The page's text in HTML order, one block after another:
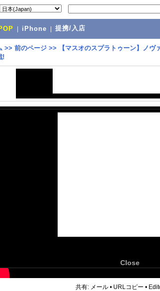
iPhone 提携/入店
>> 前のページ >>
【マスオのスプラトゥーン】ノ
!
Close
共有: メール • URLコピー •